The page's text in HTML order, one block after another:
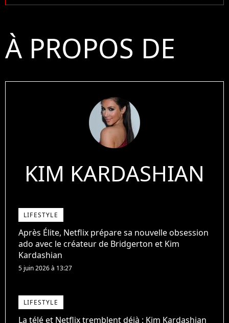
À PROPOS DE
KIM KARDASHIAN
LIFESTYLE
Après Élite, Netflix prépare sa nouvelle obsession
ado avec le créateur de Bridgerton et Kim
Kardashian
5 juin 2026 à 13:27
LIFESTYLE
La télé et Netflix tremblent déjà : Kim Kardashian